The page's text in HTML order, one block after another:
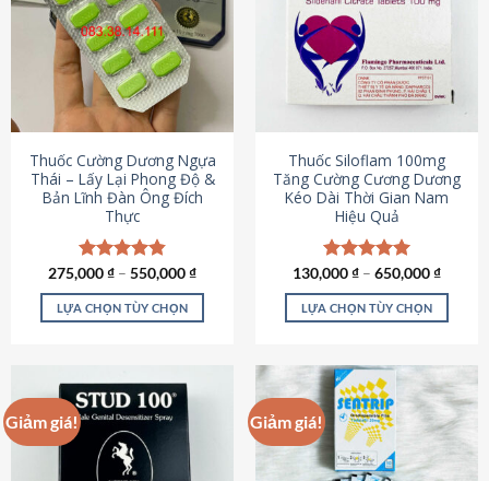
thể.
Các
tùy
chọn
có
thể
chọn
trên
trang
sản
phẩm
tùy
chọn
có
được
chọn
trên
trang
sản
phẩm
Thuốc Cường Dương Ngựa
Thái – Lấy Lại Phong Độ &
Bản Lĩnh Đàn Ông Đích
Thực
Được xếp
hạng4.87
5 sao
275,000₫ – 550,000₫
LỰA CHỌN TÙY CHỌN
có
nhiều
biến
thể.
Thuốc Siloflam 100mg
Tăng Cường Cương Dương
Kéo Dài Thời Gian Nam
Hiệu Quả
Được xếp
hạng5.00
5 sao
130,000₫ – 650,000₫
LỰA CHỌN TÙY CHỌN
này
có
nhiều
biến
thể.
Giảm giá! Giảm giá!